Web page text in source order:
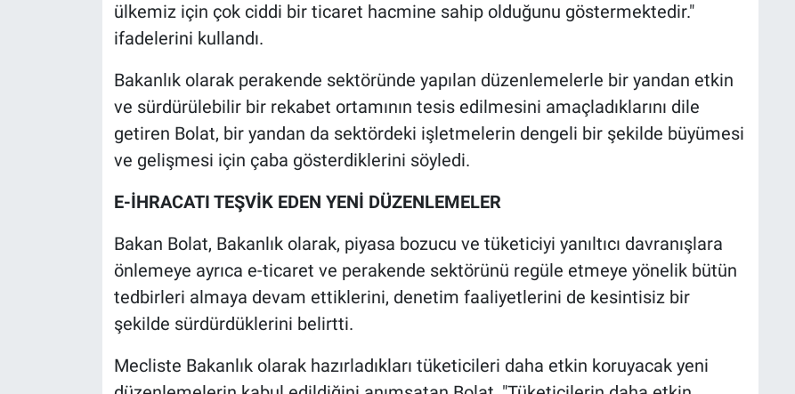
ülkemiz için çok ciddi bir ticaret hacmine sahip olduğunu göstermektedir."
ifadelerini kullandı.
Bakanlık olarak perakende sektöründe yapılan düzenlemelerle bir yandan etkin
ve sürdürülebilir bir rekabet ortamının tesis edilmesini amaçladıklarını dile
getiren Bolat, bir yandan da sektördeki işletmelerin dengeli bir şekilde büyümesi
ve gelişmesi için çaba gösterdiklerini söyledi.
E-İHRACATI TEŞVİK EDEN YENİ DÜZENLEMELER
Bakan Bolat, Bakanlık olarak, piyasa bozucu ve tüketiciyi yanıltıcı davranışlara
önlemeye ayrıca e-ticaret ve perakende sektörünü regüle etmeye yönelik bütün
tedbirleri almaya devam ettiklerini, denetim faaliyetlerini de kesintisiz bir
şekilde sürdürdüklerini belirtti.
Mecliste Bakanlık olarak hazırladıkları tüketicileri daha etkin koruyacak yeni